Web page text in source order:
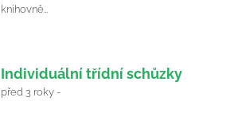
knihovně…
Individuální třídní schůzky
před 3 roky -